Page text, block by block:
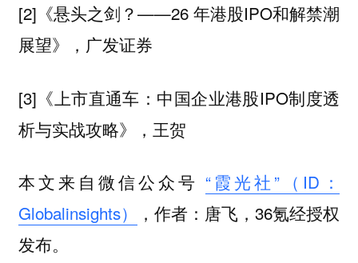
[2]《悬头之剑？——26 年港股IPO和解禁潮
展望》，广发证券
[3]《上市直通车：中国企业港股IPO制度透
析与实战攻略》，王贺
本文来自微信公众号 “霞光社”（ID：
Globalinsights）
，作者：唐飞，36氪经授权
发布。